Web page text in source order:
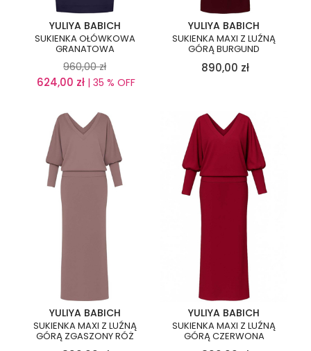
YULIYA BABICH
SUKIENKA OŁÓWKOWA
GRANATOWA
960,00 zł
624,00 zł| 35 % OFF
YULIYA BABICH
SUKIENKA MAXI Z LUŹNĄ
GÓRĄ BURGUND
890,00 zł
YULIYA BABICH
SUKIENKA MAXI Z LUŹNĄ
GÓRĄ ZGASZONY RÓŻ
YULIYA BABICH
SUKIENKA MAXI Z LUŹNĄ
GÓRĄ CZERWONA